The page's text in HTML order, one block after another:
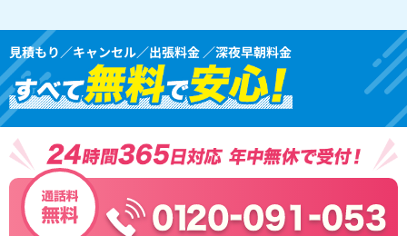
見積もり／キャンセル／出張料金 ／深夜早朝料金